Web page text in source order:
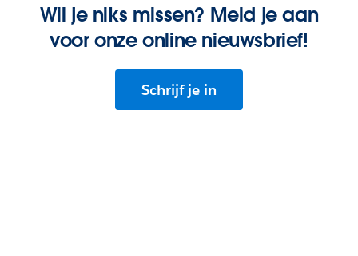
Wil je niks missen? Meld je aan
voor onze online nieuwsbrief!
Schrijf je in